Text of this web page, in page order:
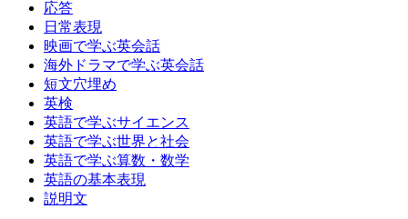
応答
日常表現
映画で学ぶ英会話
海外ドラマで学ぶ英会話
短文穴埋め
英検
英語で学ぶサイエンス
英語で学ぶ世界と社会
英語で学ぶ算数・数学
英語の基本表現
説明文